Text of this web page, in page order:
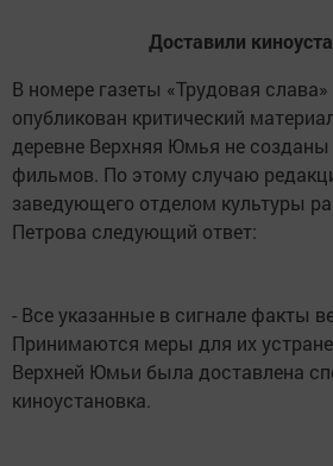
Доставили
В номере газеты «Трудовая
опубликован критический
деревне Верхняя Юмья не созданы
фильмов. По этому случаю
заведующего отделом культуры
Петрова следующий ответ:
- Все указанные в сигнале факты
Принимаются меры для их
Верхней Юмьи была доставлена
киноустановка.